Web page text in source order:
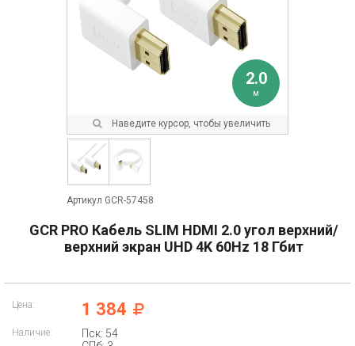
2.0
м
Наведите курсор, чтобы увеличить
Артикул GCR-57458
GCR PRO Кабель SLIM HDMI 2.0 угол верхний/
верхний экран UHD 4K 60Hz 18 Гбит
Цена: 1 384
Наличие:
Пск: 54